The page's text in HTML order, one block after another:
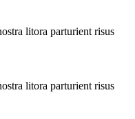
litora parturient risus
litora parturient risus